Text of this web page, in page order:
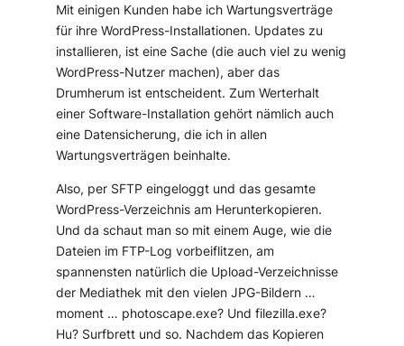
Mit einigen Kunden habe ich Wartungsverträge
für ihre WordPress-Installationen. Updates zu
installieren, ist eine Sache (die auch viel zu wenig
WordPress-Nutzer machen), aber das
Drumherum ist entscheident. Zum Werterhalt
einer Software-Installation gehört nämlich auch
eine Datensicherung, die ich in allen
Wartungsverträgen beinhalte.
Also, per SFTP eingeloggt und das gesamte
WordPress-Verzeichnis am Herunterkopieren.
Und da schaut man so mit einem Auge, wie die
Dateien im FTP-Log vorbeiflitzen, am
spannensten natürlich die Upload-Verzeichnisse
der Mediathek mit den vielen JPG-Bildern …
moment … photoscape.exe? Und filezilla.exe?
Hu? Surfbrett und so. Nachdem das Kopieren